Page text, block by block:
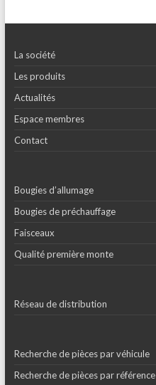
La société
Les produits
Actualités
Espace membres
Contact
Bougies d’allumage
Bougies de préchauffage
Faisceaux
Qualité première monte
Réseau de distribution
Recherche de pièces par véhicule
Recherche de pièces par référence